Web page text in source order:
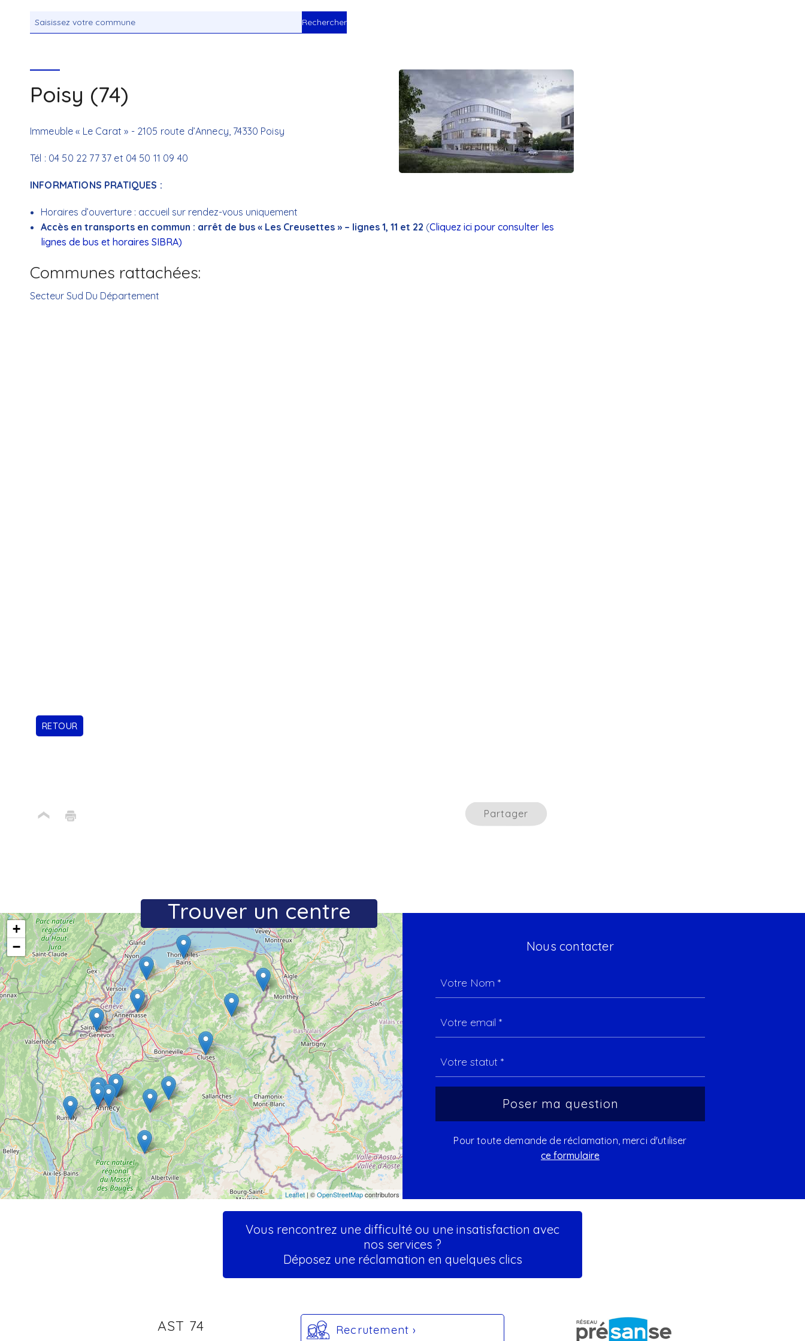
Toxicologue industriel
Poisy (74)
Immeuble « Le Carat » - 2105 route d’Annecy, 74330 Poisy
Tél : 04 50 22 77 37 et 04 50 11 09 40
INFORMATIONS PRATIQUES :
Horaires d’ouverture : accueil sur rendez-vous uniquement
Accès en transports en commun : arrêt de bus « Les Creusettes » – lignes 1, 11 et 22 (Cliquez ici pour consulter les
lignes de bus et horaires SIBRA)
Communes rattachées:
Secteur Sud Du Département
RETOUR
Partager
Trouver un centre
+
−
Leaflet | ©OpenStreetMapcontributors
Nous contacter
Pour toute demande de réclamation, merci d'utiliser
ce formulaire
Vous rencontrez une difficulté ou une insatisfaction avec
nos services ?
Déposez une réclamation en quelques clics
AST 74 Recrutement ›